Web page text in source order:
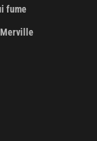
fume
Merville